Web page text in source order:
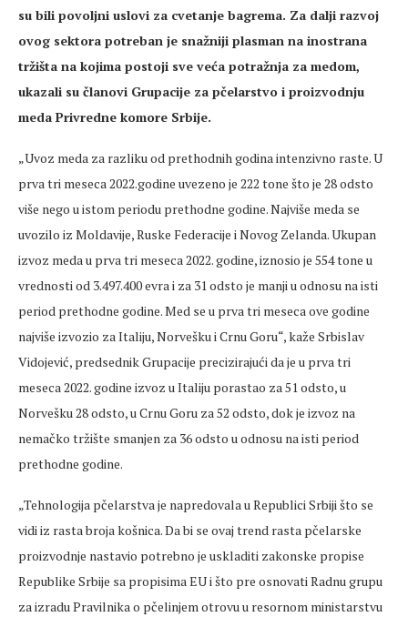
su bili povoljni uslovi za cvetanje bagrema. Za dalji razvoj
ovog sektora potreban je snažniji plasman na inostrana
tržišta na kojima postoji sve veća potražnja za medom,
ukazali su članovi Grupacije za pčelarstvo i proizvodnju
meda Privredne komore Srbije.
„Uvoz meda za razliku od prethodnih godina intenzivno raste. U
prva tri meseca 2022.godine uvezeno je 222 tone što je 28 odsto
više nego u istom periodu prethodne godine. Najviše meda se
uvozilo iz Moldavije, Ruske Federacije i Novog Zelanda. Ukupan
izvoz meda u prva tri meseca 2022. godine, iznosio je 554 tone u
vrednosti od 3.497.400 evra i za 31 odsto je manji u odnosu na isti
period prethodne godine. Med se u prva tri meseca ove godine
najviše izvozio za Italiju, Norvešku i Crnu Goru“, kaže Srbislav
Vidojević, predsednik Grupacije precizirajući da je u prva tri
meseca 2022. godine izvoz u Italiju porastao za 51 odsto, u
Norvešku 28 odsto, u Crnu Goru za 52 odsto, dok je izvoz na
nemačko tržište smanjen za 36 odsto u odnosu na isti period
prethodne godine.
„Tehnologija pčelarstva je napredovala u Republici Srbiji što se
vidi iz rasta broja košnica. Da bi se ovaj trend rasta pčelarske
proizvodnje nastavio potrebno je uskladiti zakonske propise
Republike Srbije sa propisima EU i što pre osnovati Radnu grupu
za izradu Pravilnika o pčelinjem otrovu u resornom ministarstvu